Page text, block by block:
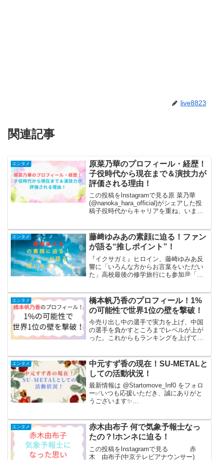
live8823
関連記事
エンタメ
原菜乃華のプロフィール・経歴！
子役時代から現在まで＆演技力が
評価される理由！
この投稿をInstagramで見る原 菜乃華
(@nanoka_hara_official)がシェアした投
稿子役時代からキャリアを重ね、いま
ビジュアルだけでなく、「気...
エンタメ
藤﨑ゆみあの素顔に迫る！ファン
が語る“推しポイント”！
『イクサガミ』ヒロイン、藤崎ゆみあ反
響に「いろんな方からお言葉をいただい
た」高校最後の修学旅行にも参加💭「わ
🎊#藤崎ゆみあ @yumia_1stbook ...
エンタメ
橋本帆乃香のプロフィール！1%
の可能性で世界1位の壁を撃破！
今売り出し中の選手で実力を上げ、中国
の選手を負かすところまでレベルが上が
った。これからもランキングを上げてい
てまとめていきます。橋本帆乃香のプロ
フィール！橋本帆乃香いい...
エンタメ
中元すず香の現在！SU-METALと
しての活動状況！
最新情報は @Startomove_Inf0 をフォロ
ー✅いつも応援いただき、誠にありがと
うございます✨
(@info_babymetal)...
エンタメ
赤木由布子 何で気象予報士なっ
たの？!ホンネに迫る！
この投稿をInstagramで見る 赤
木 由布子(中京テレビアナウンサー)